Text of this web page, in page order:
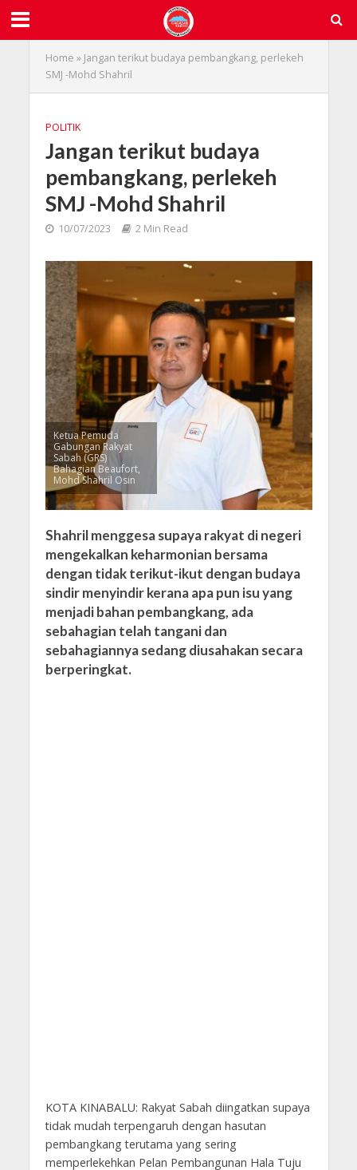
Home » Jangan terikut budaya pembangkang, perlekeh
SMJ -Mohd Shahril
POLITIK
Jangan terikut budaya
pembangkang, perlekeh
SMJ -Mohd Shahril
10/07/2023 2 Min Read
Ketua Pemuda
Gabungan Rakyat
Sabah (GRS)
Bahagian Beaufort,
Mohd Shahril Osin
Shahril menggesa supaya rakyat di negeri
mengekalkan keharmonian bersama
dengan tidak terikut-ikut dengan budaya
sindir menyindir kerana apa pun isu yang
menjadi bahan pembangkang, ada
sebahagian telah tangani dan
sebahagiannya sedang diusahakan secara
berperingkat.
KOTA KINABALU: Rakyat Sabah diingatkan supaya
tidak mudah terpengaruh dengan hasutan
pembangkang terutama yang sering
memperlekehkan Pelan Pembangunan Hala Tuju